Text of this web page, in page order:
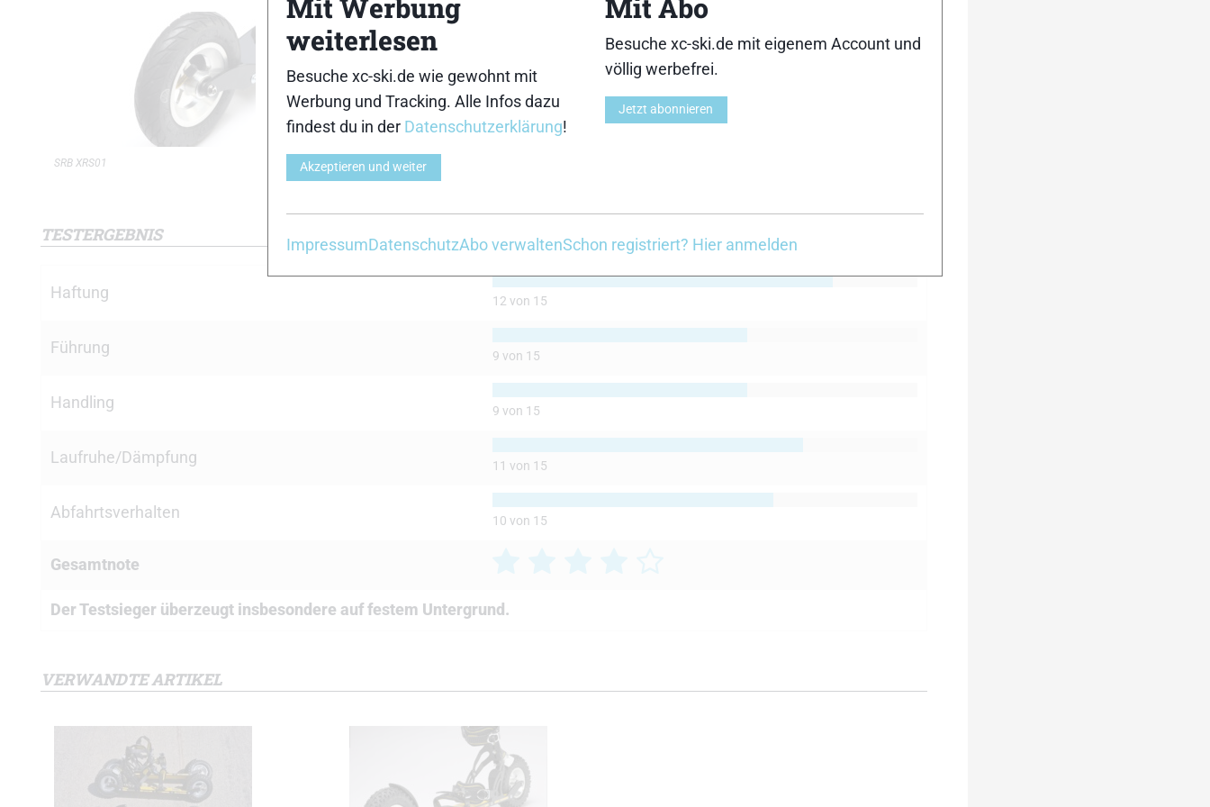
SRB XRS01 SRB XRS01
TESTERGEBNIS
Haftung 12 von 15
Führung 9 von 15
Handling 9 von 15
Laufruhe/Dämpfung 11 von 15
Abfahrtsverhalten 10 von 15
Gesamtnote
Der Testsieger überzeugt insbesondere auf festem Untergrund.
VERWANDTE ARTIKEL
Mit Werbung
weiterlesen
Besuche xc-ski.de wie gewohnt mit
Werbung und Tracking. Alle Infos dazu
findest du in der Datenschutzerklärung!
Akzeptieren und weiter
Mit Abo
Besuche xc-ski.de mit eigenem Account und
völlig werbefrei.
Jetzt abonnieren
ImpressumDatenschutzAbo verwaltenSchon registriert? Hier anmelden